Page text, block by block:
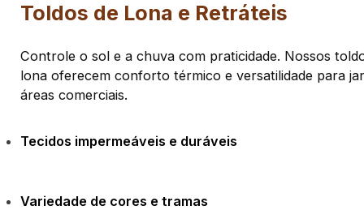
Toldos de Lona e Retráteis
Controle o sol e a chuva com praticidade. Nossos
lona oferecem conforto térmico e versatilidade para
áreas comerciais.
Tecidos impermeáveis e duráveis
Variedade de cores e tramas